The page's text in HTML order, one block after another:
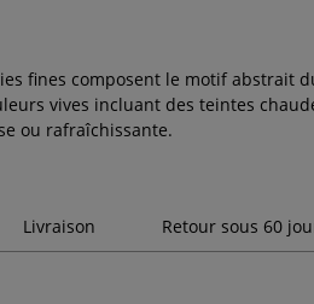
fines composent le motif abstrait
vives incluant des teintes
ou rafraîchissante.
Livraison Retour sous 60